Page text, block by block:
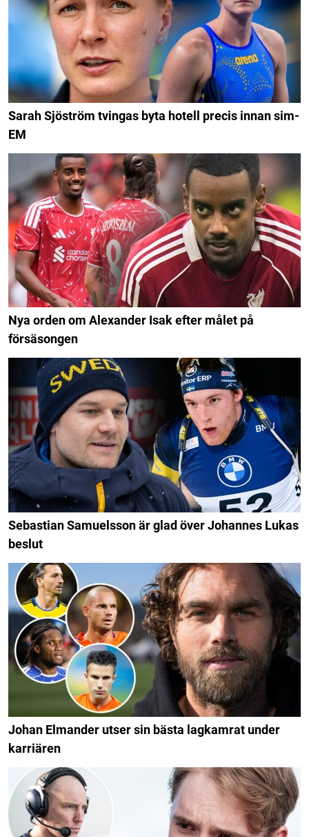
Sarah Sjöström tvingas byta hotell precis innan sim-
EM
Nya orden om Alexander Isak efter målet på
försäsongen
Sebastian Samuelsson är glad över Johannes Lukas
beslut
Johan Elmander utser sin bästa lagkamrat under
karriären